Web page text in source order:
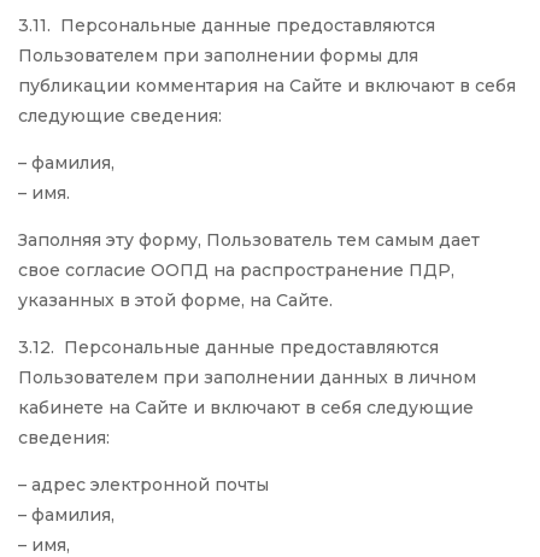
3.11. Персональные данные предоставляются
Пользователем при заполнении формы для
публикации комментария на Сайте и включают в себя
следующие сведения:
– фамилия,
– имя.
Заполняя эту форму, Пользователь тем самым дает
свое согласие ООПД на распространение ПДР,
указанных в этой форме, на Сайте.
3.12. Персональные данные предоставляются
Пользователем при заполнении данных в личном
кабинете на Сайте и включают в себя следующие
сведения:
– адрес электронной почты
– фамилия,
– имя,